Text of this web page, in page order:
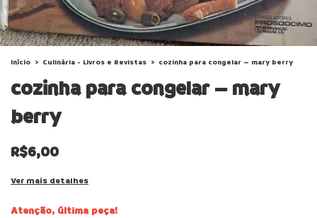
Início > Culinária - Livros e Revistas > cozinha para congelar – mary berry
cozinha para congelar – mary
berry
R$6,00
Ver mais detalhes
Atenção, última peça!